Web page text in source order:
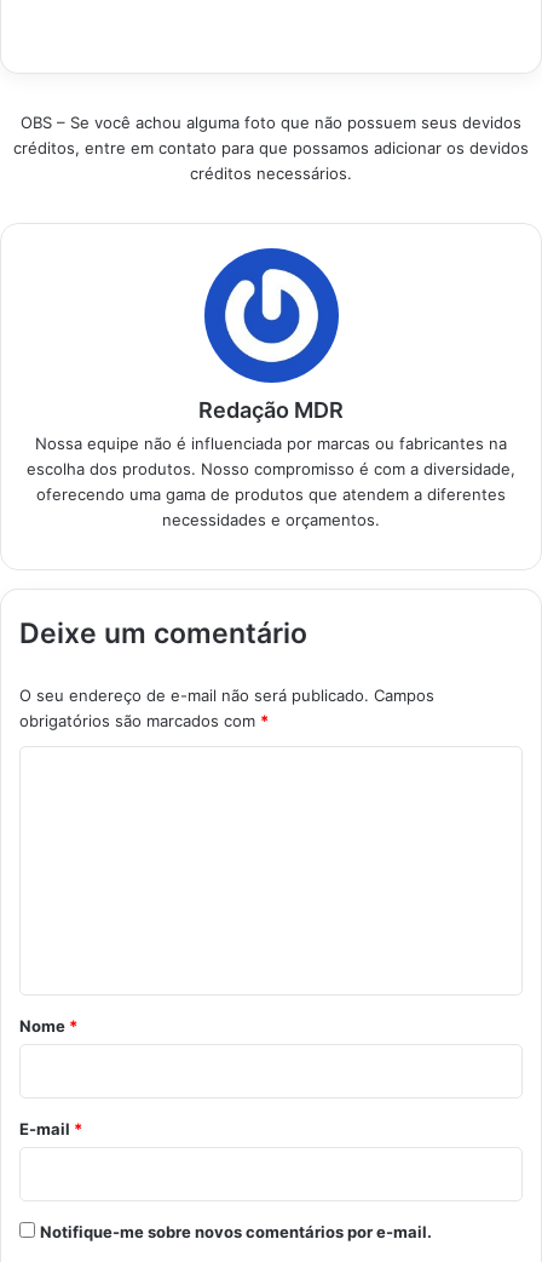
modelos seguros e
Analisamos as
melhores opções
para garantir o bem-
OBS – Se você achou alguma foto que não possuem seus devidos
créditos, entre em contato para que possamos adicionar os devidos
créditos necessários.
Redação MDR
Nossa equipe não é influenciada por marcas ou fabricantes na
escolha dos produtos. Nosso compromisso é com a diversidade,
oferecendo uma gama de produtos que atendem a diferentes
necessidades e orçamentos.
Deixe um comentário
O seu endereço de e-mail não será publicado. Campos
obrigatórios são marcados com *
r
o
*
Nome *
E-mail *
Notifique-me sobre novos comentários por e-mail.